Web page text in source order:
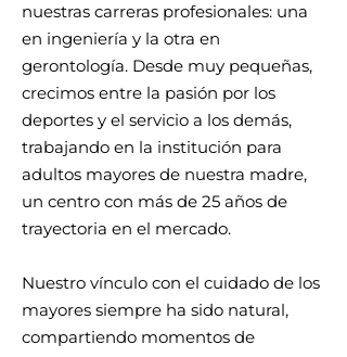
nuestras carreras profesionales: una
en ingeniería y la otra en
gerontología. Desde muy pequeñas,
crecimos entre la pasión por los
deportes y el servicio a los demás,
trabajando en la institución para
adultos mayores de nuestra madre,
un centro con más de 25 años de
trayectoria en el mercado.
Nuestro vínculo con el cuidado de los
mayores siempre ha sido natural,
compartiendo momentos de